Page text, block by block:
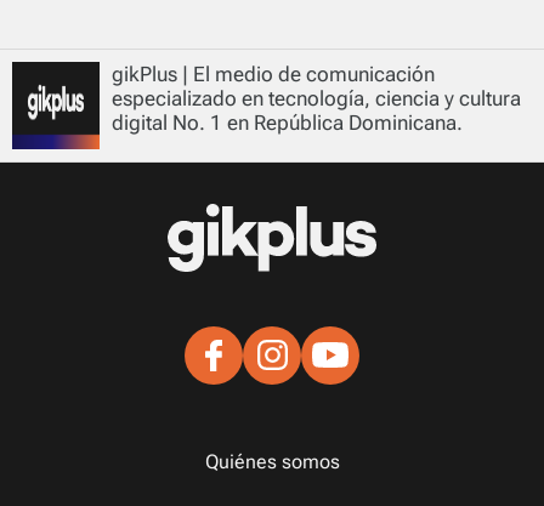
gikPlus | El medio de comunicación
especializado en tecnología, ciencia y cultura
digital No. 1 en República Dominicana.
Quiénes somos